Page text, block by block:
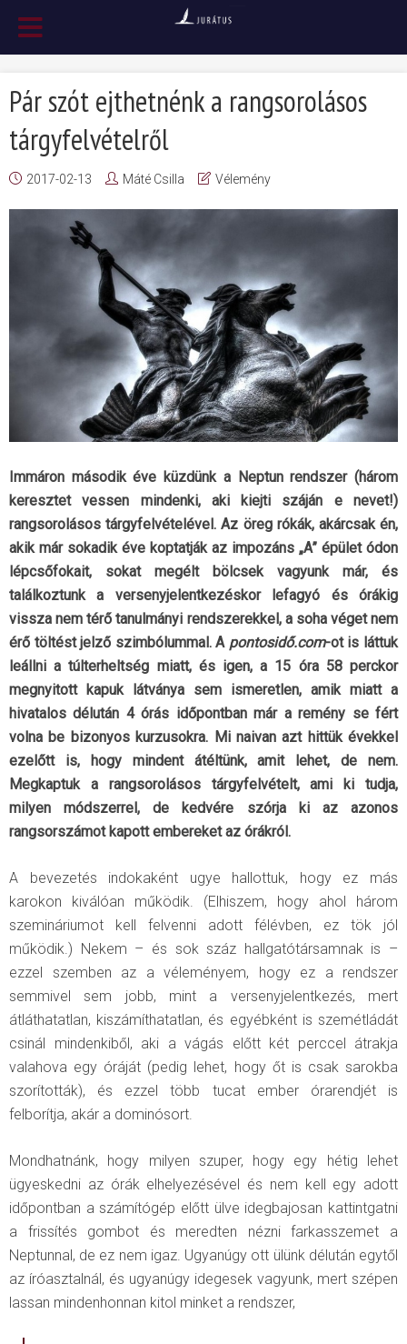
Pár szót ejthetnénk a rangsorolásos
tárgyfelvételről
2017-02-13 Máté Csilla Vélemény
Immáron második éve küzdünk a Neptun rendszer (három
keresztet vessen mindenki, aki kiejti száján e nevet!)
rangsorolásos tárgyfelvételével. Az öreg rókák, akárcsak én,
akik már sokadik éve koptatják az impozáns „A” épület ódon
lépcsőfokait, sokat megélt bölcsek vagyunk már, és
találkoztunk a versenyjelentkezéskor lefagyó és órákig
vissza nem térő tanulmányi rendszerekkel, a soha véget nem
érő töltést jelző szimbólummal. A pontosidő.com-ot is láttuk
leállni a túlterheltség miatt, és igen, a 15 óra 58 perckor
megnyitott kapuk látványa sem ismeretlen, amik miatt a
hivatalos délután 4 órás időpontban már a remény se fért
volna be bizonyos kurzusokra. Mi naivan azt hittük évekkel
ezelőtt is, hogy mindent átéltünk, amit lehet, de nem.
Megkaptuk a rangsorolásos tárgyfelvételt, ami ki tudja,
milyen módszerrel, de kedvére szórja ki az azonos
rangsorszámot kapott embereket az órákról.
A bevezetés indokaként ugye hallottuk, hogy ez más
karokon kiválóan működik. (Elhiszem, hogy ahol három
szemináriumot kell felvenni adott félévben, ez tök jól
működik.) Nekem – és sok száz hallgatótársamnak is –
ezzel szemben az a véleményem, hogy ez a rendszer
semmivel sem jobb, mint a versenyjelentkezés, mert
átláthatatlan, kiszámíthatatlan, és egyébként is szemétládát
csinál mindenkiből, aki a vágás előtt két perccel átrakja
valahova egy óráját (pedig lehet, hogy őt is csak sarokba
szorították), és ezzel több tucat ember órarendjét is
felborítja, akár a dominósort.
Mondhatnánk, hogy milyen szuper, hogy egy hétig lehet
ügyeskedni az órák elhelyezésével és nem kell egy adott
időpontban a számítógép előtt ülve idegbajosan kattintgatni
a frissítés gombot és meredten nézni farkasszemet a
Neptunnal, de ez nem igaz. Ugyanúgy ott ülünk délután egytől
az íróasztalnál, és ugyanúgy idegesek vagyunk, mert szépen
lassan mindenhonnan kitol minket a rendszer,